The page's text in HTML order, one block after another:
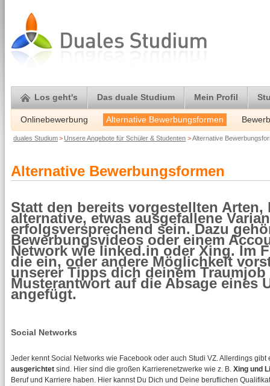
Los geht's Das duale Studium Mein Profil
Onlinebewerbung Alternative Bewerbungsformen
duales Studium> Unsere Angebote für Schüler & Studenten >Alternative
Alternative Bewerbungsformen
Statt den bereits vorgestellten Arten,
alternative, etwas ausgefallene
erfolgsversprechend sein. Dazu
Bewerbungsvideos oder einem
Network wie linked.in oder Xing. Im
die ein, oder andere Möglichkeit
unserer Tipps dich deinem
Musterantwort auf die Absage eines
angefügt.
Social Networks
Jeder kennt Social Networks wie Facebook oder auch Studi VZ. Allerdings
ausgerichtet sind. Hier sind die großen Karrierenetzwerke wie z. B. Xing und
Beruf und Karriere haben. Hier kannst Du Dich und Deine beruflichen